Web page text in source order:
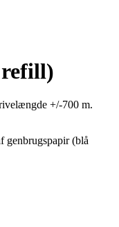
+/-700 m.
genbrugspapir (blå